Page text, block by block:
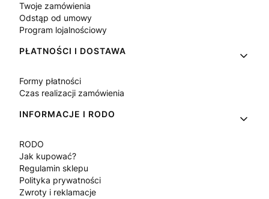
Twoje zamówienia
Odstąp od umowy
Program lojalnościowy
PŁATNOŚCI I DOSTAWA
Formy płatności
Czas realizacji zamówienia
INFORMACJE I RODO
RODO
Jak kupować?
Regulamin sklepu
Polityka prywatności
Zwroty i reklamacje